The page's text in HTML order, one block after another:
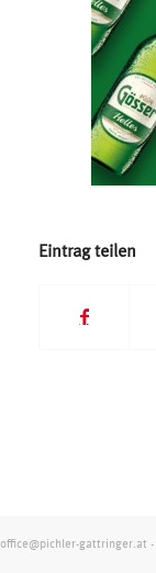
Eintrag teilen
office@pichler-gattringer.at -